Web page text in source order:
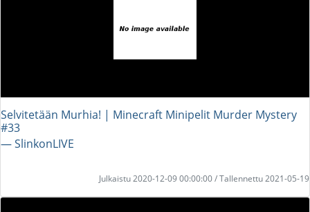
Selvitetään Murhia! | Minecraft Minipelit Murder Mystery
#33
― SlinkonLIVE
Julkaistu 2020-12-09 00:00:00 / Tallennettu 2021-05-19